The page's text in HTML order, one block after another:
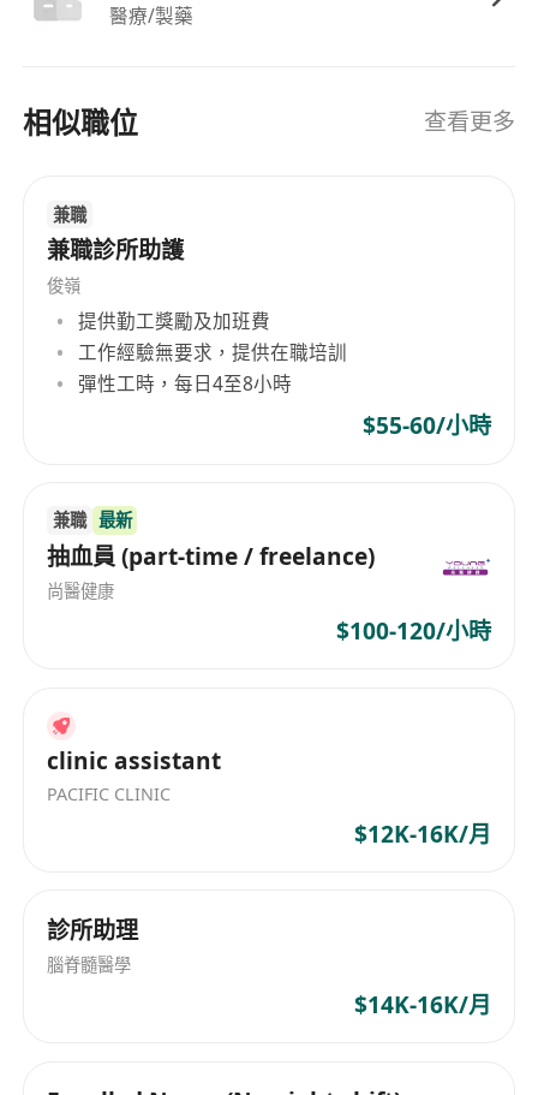
醫療/製藥
相似職位 查看更多
兼職
兼職診所助護
俊嶺
提供勤工獎勵及加班費
工作經驗無要求，提供在職培訓
彈性工時，每日4至8小時
$55-60/小時
兼職 最新
抽血員 (part-time / freelance)
尚醫健康
$100-120/小時
clinic assistant
PACIFIC CLINIC
$12K-16K/月
診所助理
腦脊髓醫學
$14K-16K/月